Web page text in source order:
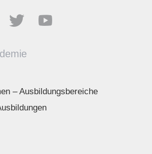
– Ausbildungsbereiche